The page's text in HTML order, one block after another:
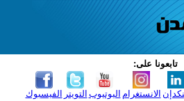
تابعونا على:
الفيسبوك التويتر اليوتيوب الانستغرام